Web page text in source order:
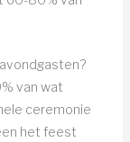
van wat
ceremonie
het feest